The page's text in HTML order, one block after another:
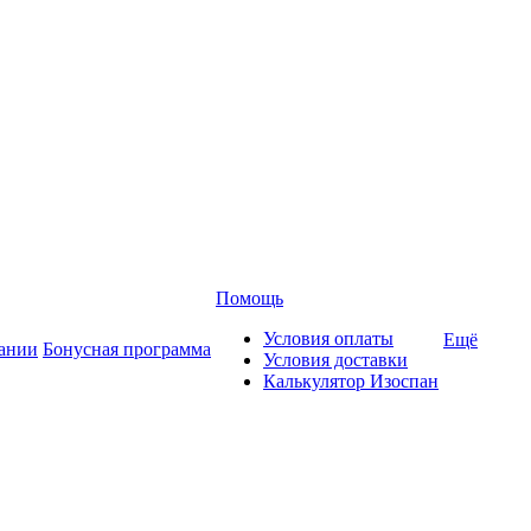
Бонусная программа
Помощь
Условия оплаты
Условия доставки
Калькулятор Изоспан
Ещё